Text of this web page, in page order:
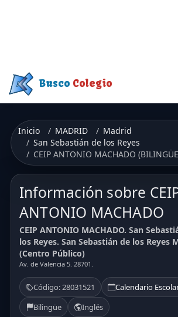
Busco Colegio
Inicio MADRID
Madrid
San Sebastián de los Reyes
CEIP ANTONIO MACHADO
Información sobre
ANTONIO MACHADO
CEIP ANTONIO MACHADO. San
los Reyes. San Sebastián de los Reyes
(Centro Público)
Av. de Valencia 5. 28701.
Código: 28031521
Calendario
Bilingüe
Inglés